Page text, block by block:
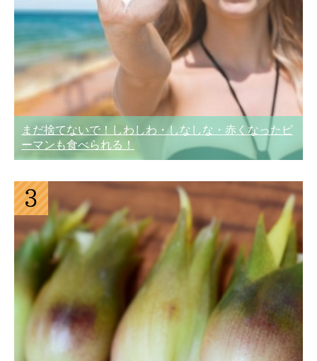
まだ捨てないで！しわしわ・しなしな・赤くなったピ
ーマンも食べられる！